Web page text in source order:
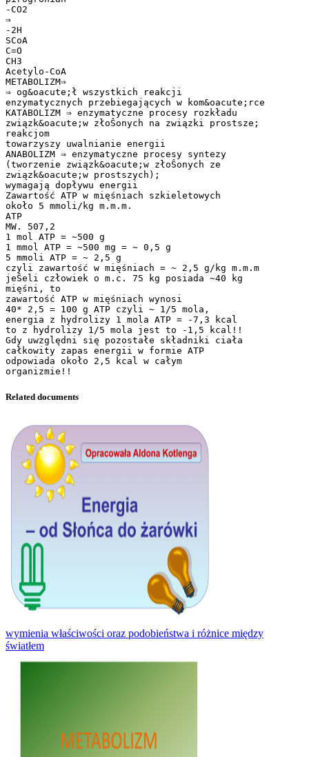
-CO2
⇒
-2H
SCoA
C=O
CH3
Acetylo-CoA
METABOLIZM⇒
⇒ og&oacute;ł wszystkich reakcji
enzymatycznych przebiegających w kom&oacute;rce
KATABOLIZM ⇒ enzymatyczne procesy rozkładu
związk&oacute;w złoŜonych na związki prostsze;
reakcjom
towarzyszy uwalnianie energii
ANABOLIZM ⇒ enzymatyczne procesy syntezy
(tworzenie związk&oacute;w złoŜonych ze
związk&oacute;w prostszych);
wymagają dopływu energii
Zawartość ATP w mięśniach szkieletowych
około 5 mmoli/kg m.m.m.
ATP
MW. 507,2
1 mol ATP = ~500 g
1 mmol ATP = ~500 mg = ~ 0,5 g
5 mmoli ATP = ~ 2,5 g
czyli zawartość w mięśniach = ~ 2,5 g/kg m.m.m
jeŜeli człowiek o m.c. 75 kg posiada ~40 kg
mięśni, to
zawartość ATP w mięśniach wynosi
40* 2,5 = 100 g ATP czyli ~ 1/5 mola,
energia z hydrolizy 1 mola ATP = -7,3 kcal
to z hydrolizy 1/5 mola jest to -1,5 kcal!!
Gdy uwzględni się pozostałe składniki ciała
całkowity zapas energii w formie ATP
odpowiada około 2,5 kcal w całym
Related documents
wymienia właściwości oraz podobieństwa i różnice między
światłem